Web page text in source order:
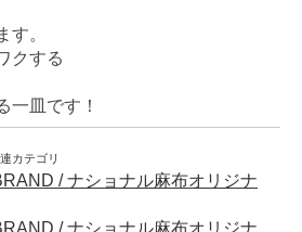
す。
クする
一皿です！
カテゴリ
/ ナショナル麻布オリジナ